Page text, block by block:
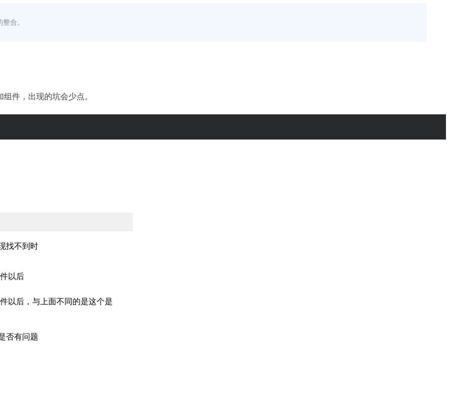
合。
件，出现的坑会少点。
找不到时
以后
以后，与上面不同的是这个是
否有问题